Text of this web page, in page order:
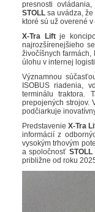
presnosti
STOLL sa uvádza,
ktoré sú už overené
X-Tra Liftje
najrozšírenejšieho
živočíšnych farmách,
úlohu v internej
Významnou
ISOBUS riadenia,
terminálu traktora.
prepojených strojov.
podčiarkuje
Predstavenie X-Tra
informácií z
vysokým trhovým
a spoločnosť STOLL
približne od roku